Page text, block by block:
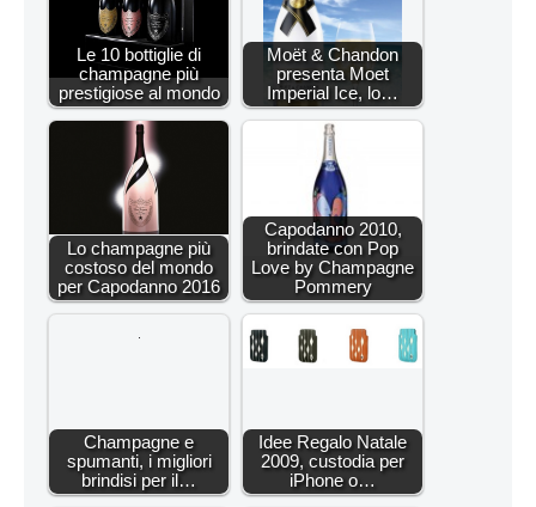
Le 10 bottiglie di
champagne più
prestigiose al mondo
Moët & Chandon
presenta Moet
Imperial Ice, lo…
Lo champagne più
costoso del mondo
per Capodanno 2016
Capodanno 2010,
brindate con Pop
Love by Champagne
Pommery
Champagne e
spumanti, i migliori
brindisi per il…
Idee Regalo Natale
2009, custodia per
iPhone o…